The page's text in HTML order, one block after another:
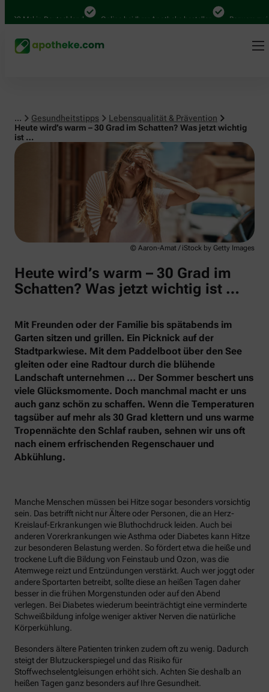
Mal in Deutschland Online bei Ihrer Apotheke bestellen Bequem
... Gesundheitstipps
Lebensqualität & Prävention
Heute wird’s warm – 30 Grad im Schatten? Was jetzt wichtig
ist …
Lebensqualität & Prävention
© Aaron-Amat / iStock by Getty Images
Heute wird’s warm – 30 Grad im
Schatten? Was jetzt wichtig ist …
Mit Freunden oder der Familie bis spätabends im
Garten sitzen und grillen. Ein Picknick auf der
Stadtparkwiese. Mit dem Paddelboot über den See
gleiten oder eine Radtour durch die blühende
Landschaft unternehmen … Der Sommer beschert uns
viele Glücksmomente. Doch manchmal macht er uns
auch ganz schön zu schaffen. Wenn die Temperaturen
tagsüber auf mehr als 30 Grad klettern und uns warme
Tropennächte den Schlaf rauben, sehnen wir uns oft
nach einem erfrischenden Regenschauer und
Abkühlung.
Manche Menschen müssen bei Hitze sogar besonders vorsichtig
sein. Das betrifft nicht nur Ältere oder Personen, die an Herz-
Kreislauf-Erkrankungen wie Bluthochdruck leiden. Auch bei
anderen Vorerkrankungen wie Asthma oder Diabetes kann Hitze
zur besonderen Belastung werden. So fördert etwa die heiße und
trockene Luft die Bildung von Feinstaub und Ozon, was die
Atemwege reizt und Entzündungen verstärkt. Auch wer joggt oder
andere Sportarten betreibt, sollte diese an heißen Tagen daher
besser in die frühen Morgenstunden oder auf den Abend
verlegen. Bei Diabetes wiederum beeinträchtigt eine verminderte
Schweißbildung infolge weniger aktiver Nerven die natürliche
Körperkühlung.
Besonders ältere Patienten trinken zudem oft zu wenig. Dadurch
steigt der Blutzuckerspiegel und das Risiko für
Stoffwechselentgleisungen erhöht sich. Achten Sie deshalb an
heißen Tagen ganz besonders auf Ihre Gesundheit.